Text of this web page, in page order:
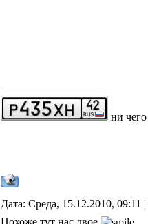
ни
Дата: Среда, 15.12.2010, 09:11
Похоже тут нас двое